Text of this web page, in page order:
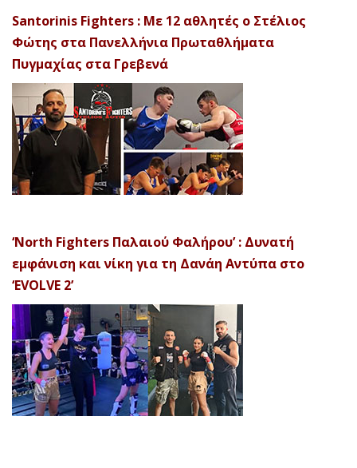
Santorinis Fighters : Με 12 αθλητές ο Στέλιος
Φώτης στα Πανελλήνια Πρωταθλήματα
Πυγμαχίας στα Γρεβενά
‘North Fighters Παλαιού Φαλήρου’ : Δυνατή
εμφάνιση και νίκη για τη Δανάη Αντύπα στο
‘EVOLVE 2’